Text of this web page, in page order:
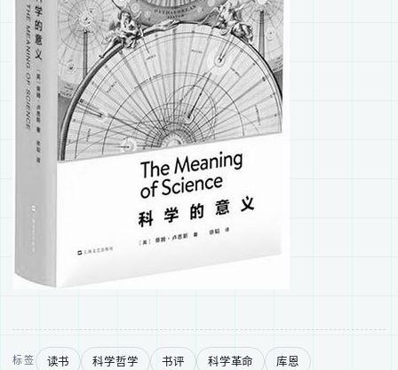
标签 读书 科学哲学 书评 科学革命 库恩